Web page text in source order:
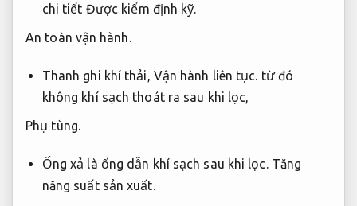
chi tiết Được kiểm định kỹ.
An toàn vận hành.
Thanh ghi khí thải, Vận hành liên tục. từ đó
không khí sạch thoát ra sau khi lọc,
Phụ tùng.
Ống xả là ống dẫn khí sạch sau khi lọc. Tăng
năng suất sản xuất.